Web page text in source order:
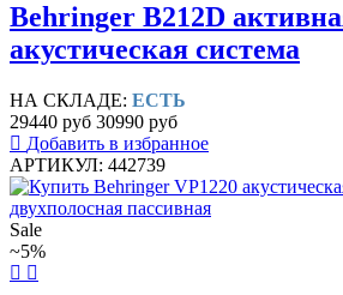
Behringer B212D
акустическая система
НА СКЛАДЕ: ЕСТЬ
29440 руб 30990 руб
Добавить в избранное
АРТИКУЛ: 442739
Sale
~5%